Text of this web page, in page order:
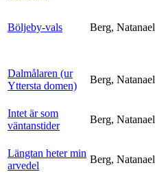
Böljeby-vals Berg, Natanael
Dalmålaren (ur
Yttersta domen)
Berg, Natanael
Intet är som
väntanstider
Berg, Natanael
Längtan heter min
arvedel
Berg, Natanael